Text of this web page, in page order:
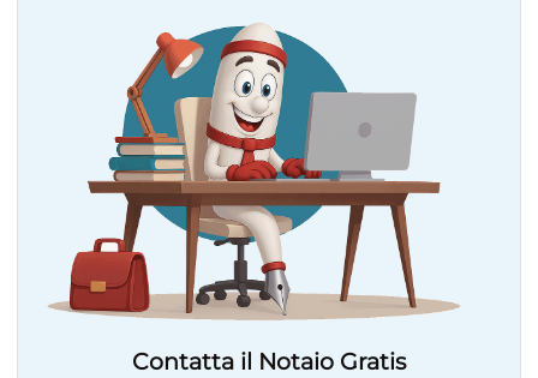
Contatta il Notaio Gratis